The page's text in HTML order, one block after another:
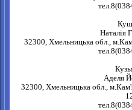
Наталія
32300, Хмельницька обл.,
Аделя
32300, Хмельницька обл.,